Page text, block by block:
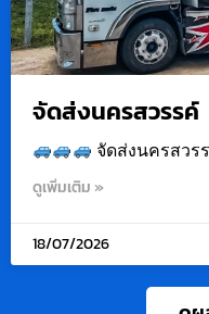
จัดส่งนครสวรรค์
จัดส่งนครสวร
ดูเพิ่มเติม »
18/07/2026